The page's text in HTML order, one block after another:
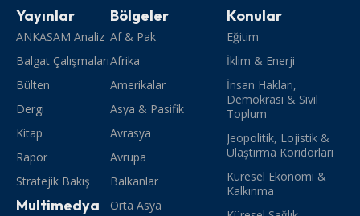
Yayınlar
ANKASAM Analiz
Balgat Çalışmaları
Bülten
Dergi
Kitap
Rapor
Stratejik Bakış
Multimedya
Bölgeler
Af & Pak
Afrika
Amerikalar
Asya & Pasifik
Avrasya
Avrupa
Balkanlar
Orta Asya
Konular
Eğitim
İklim & Enerji
İnsan Hakları,
Demokrasi & Sivil
Toplum
Jeopolitik, Lojistik &
Ulaştırma Koridorları
Küresel Ekonomi &
Kalkınma